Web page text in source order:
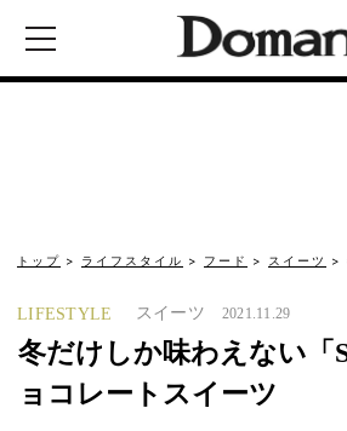
トップ ライフスタイル フード スイーツ
LIFESTYLE スイーツ 2021.11.29
冬だけしか味わえない「
ョコレートスイーツ